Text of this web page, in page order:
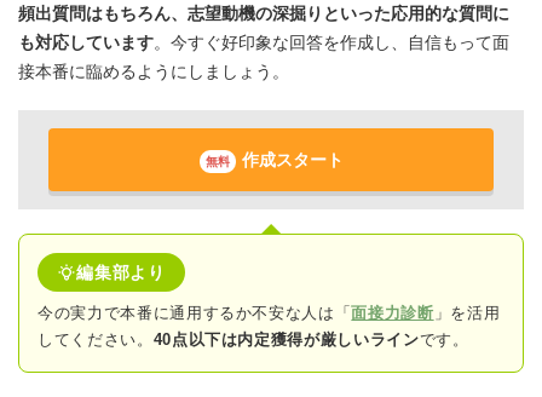
頻出質問はもちろん、志望動機の深掘りといった応用的な質問に
も対応しています。今すぐ好印象な回答を作成し、自信もって面
接本番に臨めるようにしましょう。
無料 作成スタート
編集部より
今の実力で本番に通用するか不安な人は「面接力診断 」を活用
してください。 40点以下は内定獲得が厳しいラインです。